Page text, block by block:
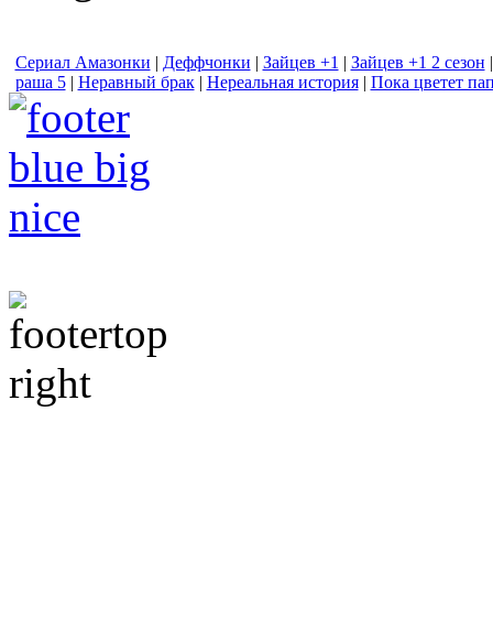
Сериал Амазонки | Деффчонки | Зайцев +1 | Зайцев +1 2 сезон
раша 5| Неравный брак| Нереальная история| Пока цветет